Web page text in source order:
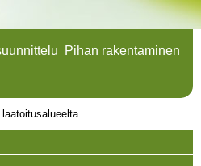
Pihan rakentaminen